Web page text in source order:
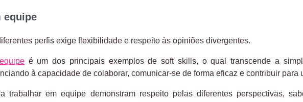
equipe
perfis exige flexibilidade e respeito às opiniões divergentes.
é um dos principais exemplos de soft skills, o qual transcende a
à capacidade de colaborar, comunicar-se de forma eficaz e contribuir para
trabalhar em equipe demonstram respeito pelas diferentes perspectivas,